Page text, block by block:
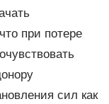
при потере
сил как